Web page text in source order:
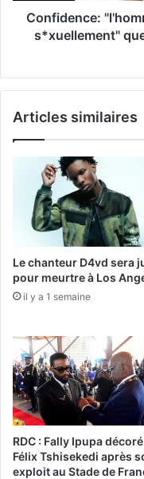
Confidence:
s*xuellement"
Articles similaires
Le chanteur D4vd sera
pour meurtre à Los
il y a 1 semaine
RDC : Fally Ipupa
Félix Tshisekedi après
exploit au Stade de